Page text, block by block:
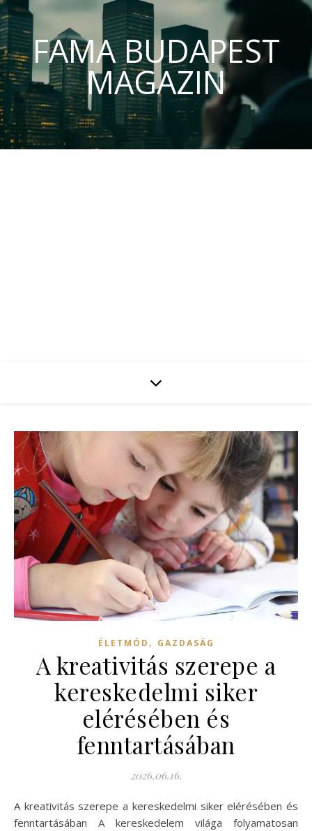
FAMA BUDAPEST
MAGAZIN
ÉLETMÓD , GAZDASÁG
A kreativitás szerepe a
kereskedelmi siker
elérésében és
fenntartásában
2026.06.16.
A kreativitás szerepe a kereskedelmi siker elérésében és
fenntartásában A kereskedelem világa folyamatosan